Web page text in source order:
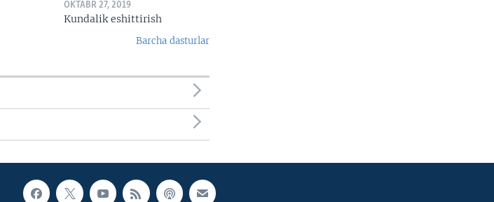
OKTABR 27, 2019
Kundalik eshittirish
Barcha dasturlar